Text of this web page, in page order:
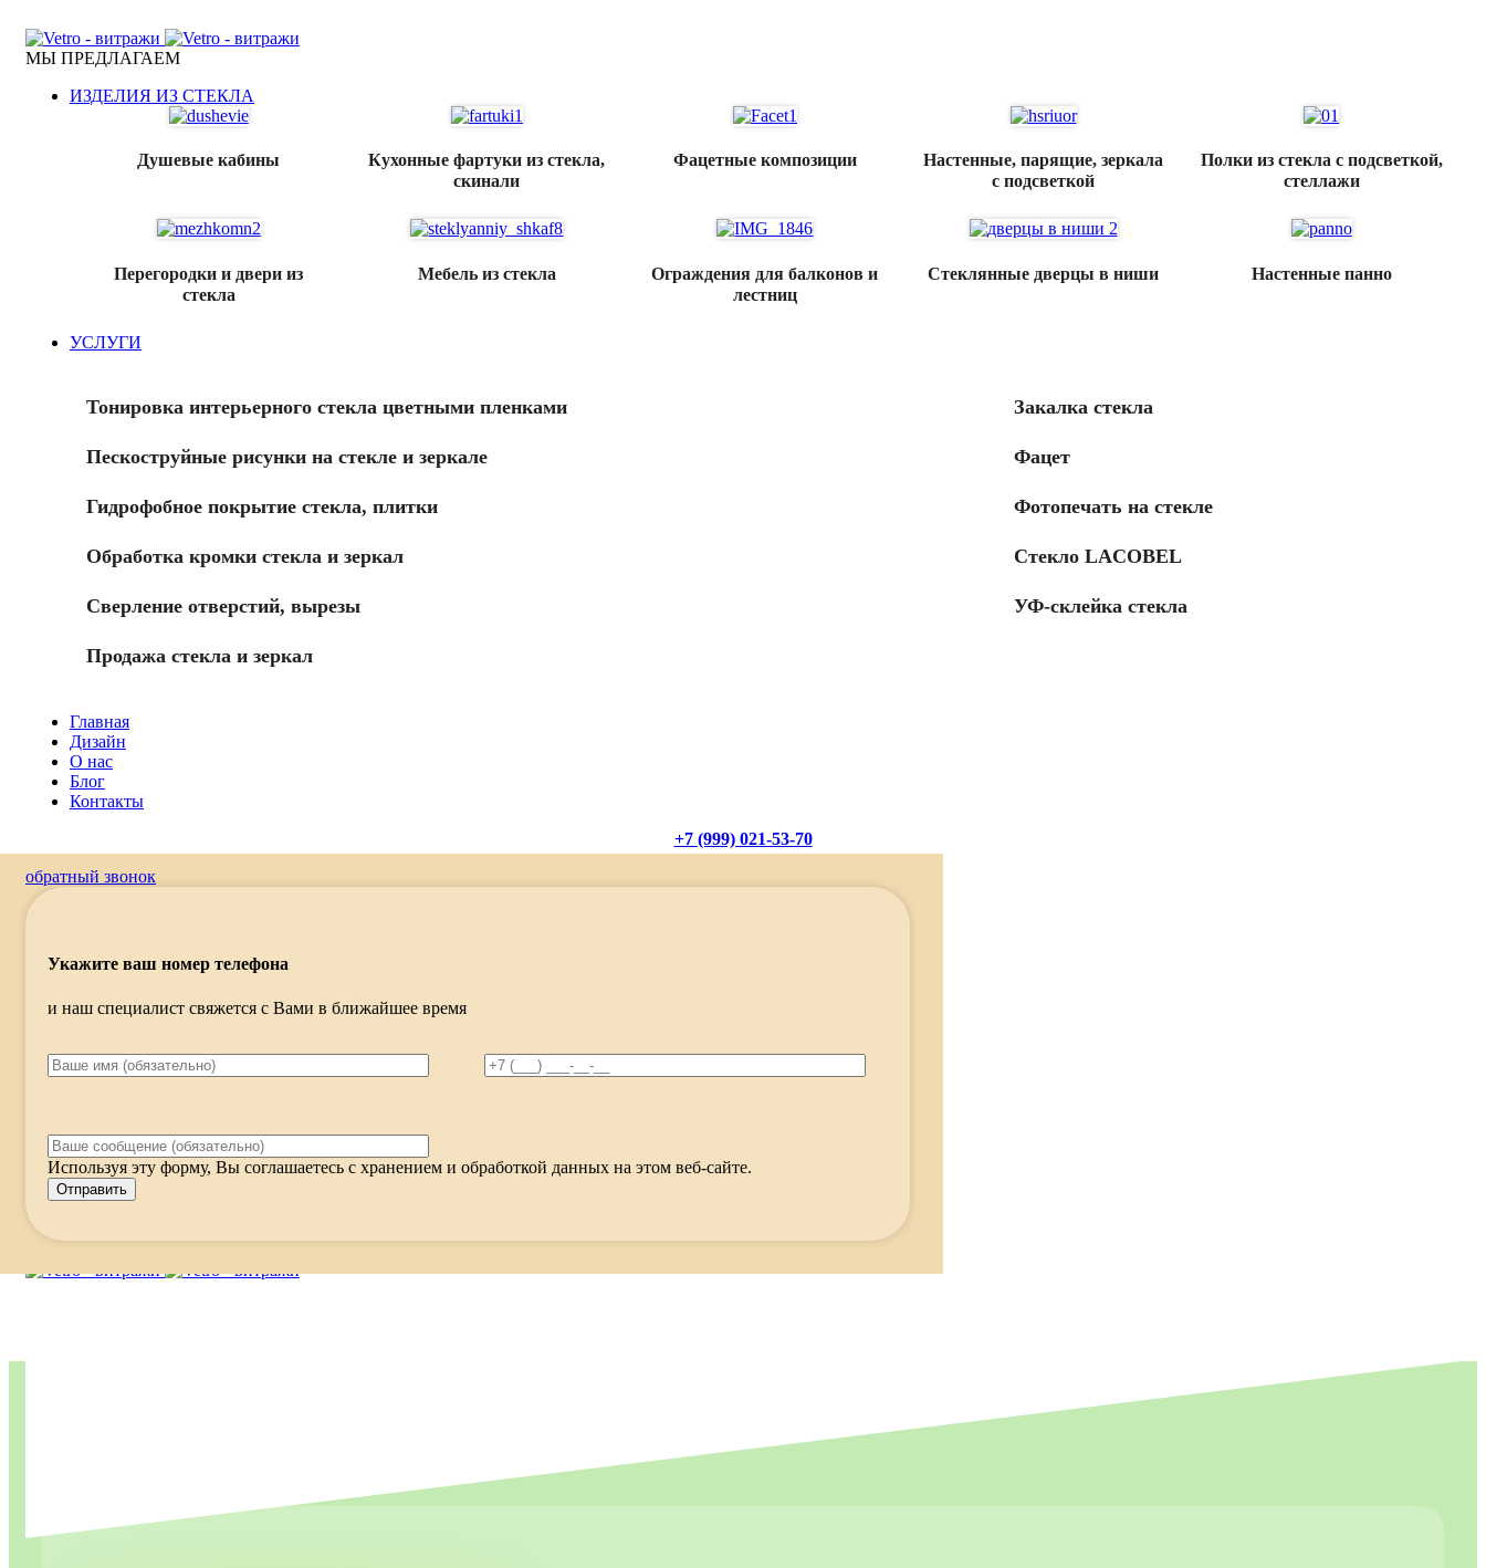
МЫ ПРЕДЛАГАЕМ
ИЗДЕЛИЯ ИЗ СТЕКЛА
Душевые кабины
Кухонные фартуки из стекла,
скинали
Фацетные композиции
Настенные, парящие, зеркала
с подсветкой
Полки из стекла с подсветкой,
стеллажи
Перегородки и двери из
стекла
Мебель из стекла
Ограждения для балконов и
лестниц
Стеклянные дверцы в ниши Настенные панно
УСЛУГИ
Тонировка интерьерного стекла цветными пленками
Пескоструйные рисунки на стекле и зеркале
Гидрофобное покрытие стекла, плитки
Обработка кромки стекла и зеркал
Сверление отверстий, вырезы
Продажа стекла и зеркал
Закалка стекла
Фацет
Фотопечать на стекле
Стекло LACOBEL
УФ-склейка стекла
Главная
Дизайн
О нас
Блог
Контакты
+7 (999) 021-53-70
обратный звонок
Укажите ваш номер телефона
и наш специалист свяжется с Вами в ближайшее время
Используя эту форму, Вы соглашаетесь с хранением и обработкой данных на этом веб-сайте.